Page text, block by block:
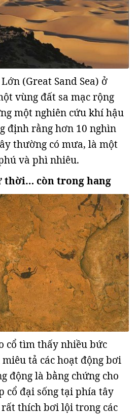
(Great Sand Sea) ở
vùng đất sa mạc rộng
một nghiên cứu khí hậu
định rằng hơn 10 nghìn
thường có mưa, là một
và phì nhiêu.
thời… còn trong hang
cổ tìm thấy nhiều bức
tả các hoạt động bơi
động là bằng chứng cho
cổ đại sống tại phía tây
thích bơi lội trong các